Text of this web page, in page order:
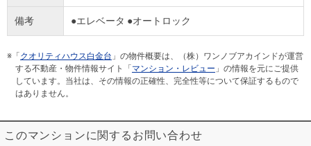
備考 ●エレベータ ●オートロック
※「 クオリティハウス白金台 」の物件概要は、（株）ワンノブアカインドが運営
する不動産・物件情報サイト「 マンション・レビュー 」の情報を元にご提供
しています。当社は、その情報の正確性、完全性等について保証するもので
はありません。
このマンションに関するお問い合わせ